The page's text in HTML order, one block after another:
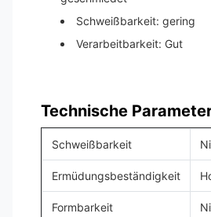
Schweißbarkeit: gering
Verarbeitbarkeit: Gut
Technische
Schweißbarkeit
Ermüdungsbeständigkeit
Formbarkeit